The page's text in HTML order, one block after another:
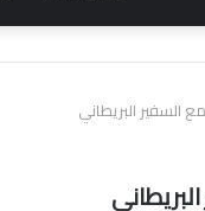
السفير البريطاني